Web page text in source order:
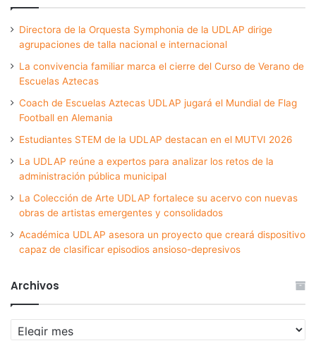
Directora de la Orquesta Symphonia de la UDLAP dirige
agrupaciones de talla nacional e internacional
La convivencia familiar marca el cierre del Curso de Verano de
Escuelas Aztecas
Coach de Escuelas Aztecas UDLAP jugará el Mundial de Flag
Football en Alemania
Estudiantes STEM de la UDLAP destacan en el MUTVI 2026
La UDLAP reúne a expertos para analizar los retos de la
administración pública municipal
La Colección de Arte UDLAP fortalece su acervo con nuevas
obras de artistas emergentes y consolidados
Académica UDLAP asesora un proyecto que creará dispositivo
capaz de clasificar episodios ansioso-depresivos
Archivos
Archivos